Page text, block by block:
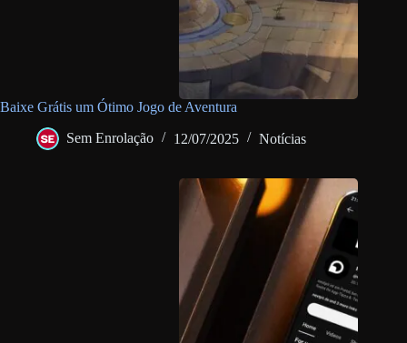
Baixe Grátis um Ótimo Jogo de Aventura
Sem Enrolação 12/07/2025 Notícias